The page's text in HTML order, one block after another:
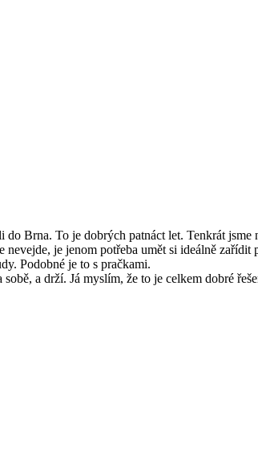
Brna. To je dobrých patnáct let. Tenkrát
je jenom potřeba umět si ideálně
Podobné je to s pračkami.
a drží. Já myslím, že to je celkem dobré